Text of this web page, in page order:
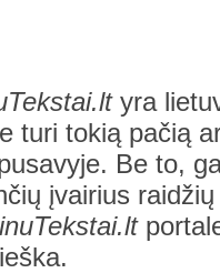
yra
turi tokią pačią
Be to,
įvairius